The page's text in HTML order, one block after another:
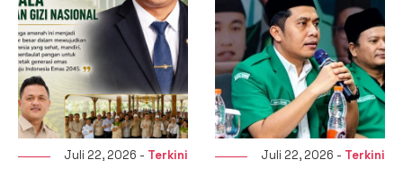
Juli 22, 2026 - Terkini Juli 22, 2026 - Terkini